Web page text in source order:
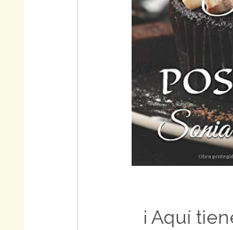
¡ Aquí